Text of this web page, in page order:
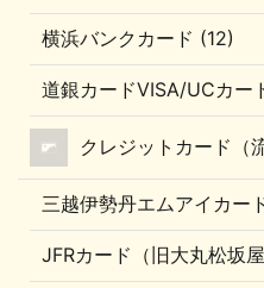
横浜バンクカード (12)
道銀カードVISA/UCカー
クレジットカード（
三越伊勢丹エムアイカー
JFRカード（旧大丸松坂